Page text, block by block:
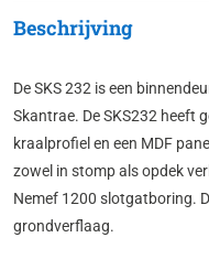
Beschrijving
De SKS 232 is een
Skantrae. De SKS232 heeft
kraalprofiel en een MDF
zowel in stomp als opdek
Nemef 1200 slotgatboring.
grondverflaag.